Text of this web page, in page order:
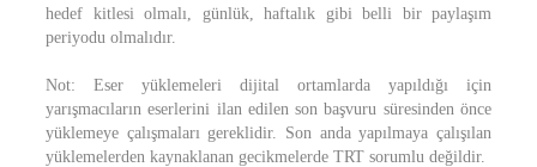
hedef kitlesi olmalı, günlük, haftalık gibi belli bir paylaşım
periyodu olmalıdır.
Not: Eser yüklemeleri dijital ortamlarda yapıldığı için
yarışmacıların eserlerini ilan edilen son başvuru süresinden önce
yüklemeye çalışmaları gereklidir. Son anda yapılmaya çalışılan
yüklemelerden kaynaklanan gecikmelerde TRT sorumlu değildir.